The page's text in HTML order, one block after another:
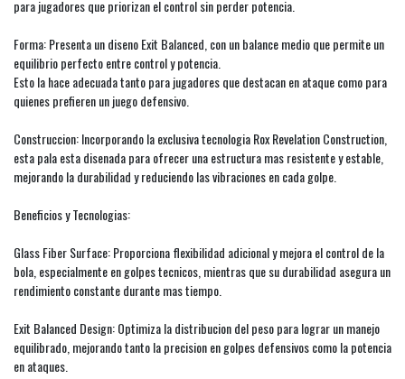
para jugadores que priorizan el control sin perder potencia.
Forma: Presenta un diseno Exit Balanced, con un balance medio que permite un
equilibrio perfecto entre control y potencia.
Esto la hace adecuada tanto para jugadores que destacan en ataque como para
quienes prefieren un juego defensivo.
Construccion: Incorporando la exclusiva tecnologia Rox Revelation Construction,
esta pala esta disenada para ofrecer una estructura mas resistente y estable,
mejorando la durabilidad y reduciendo las vibraciones en cada golpe.
Beneficios y Tecnologias:
Glass Fiber Surface: Proporciona flexibilidad adicional y mejora el control de la
bola, especialmente en golpes tecnicos, mientras que su durabilidad asegura un
rendimiento constante durante mas tiempo.
Exit Balanced Design: Optimiza la distribucion del peso para lograr un manejo
equilibrado, mejorando tanto la precision en golpes defensivos como la potencia
en ataques.